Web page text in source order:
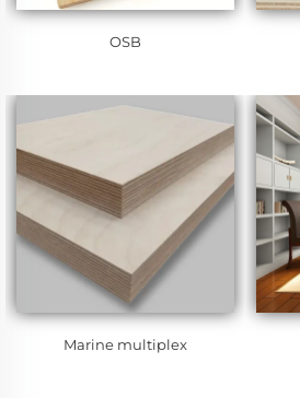
OSB
Marine multiplex